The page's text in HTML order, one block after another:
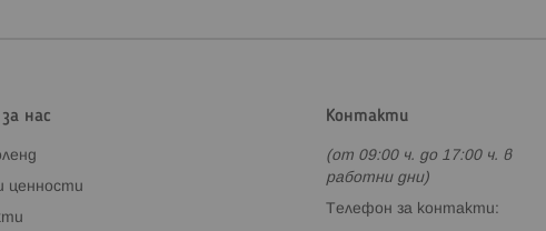
нас
ценности
Контакти
(от 09:00 ч. до 17:00 ч. в
работни дни)
Телефон за контакти: